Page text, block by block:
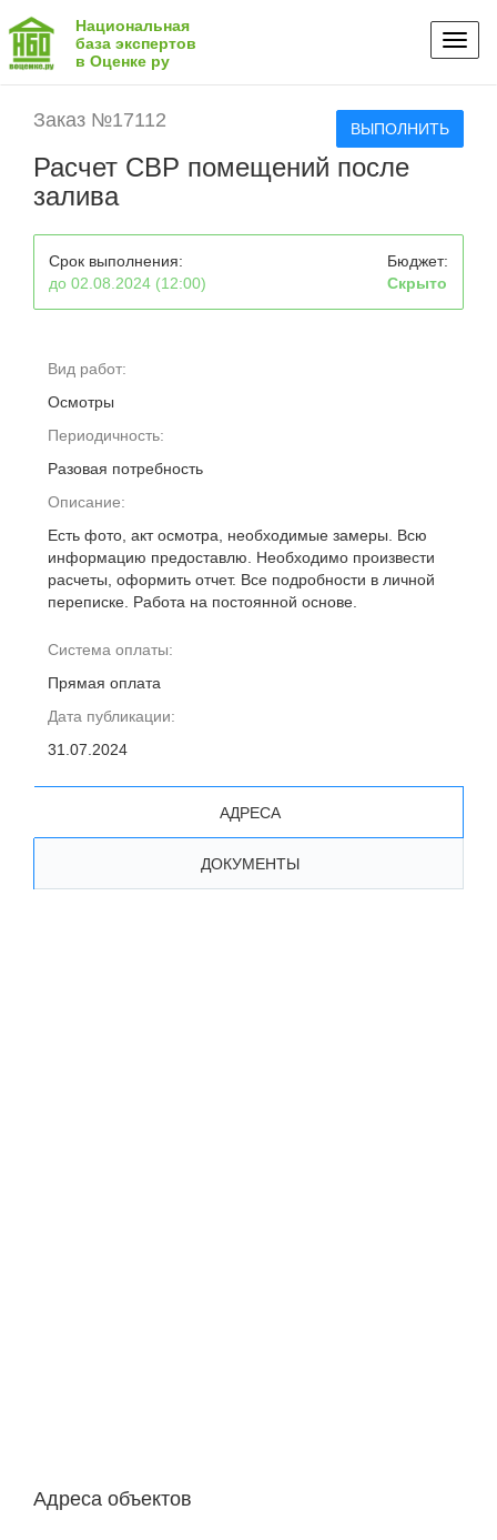
Национальная
база экспертов
в Оценке ру
Заказ №17112 ВЫПОЛНИТЬ
Расчет СВР помещений после
залива
Срок выполнения:
до 02.08.2024 (12:00)
Бюджет:
Скрыто
Вид работ:
Осмотры
Периодичность:
Разовая потребность
Описание:
Есть фото, акт осмотра, необходимые замеры. Всю
информацию предоставлю. Необходимо произвести
расчеты, оформить отчет. Все подробности в личной
переписке. Работа на постоянной основе.
Система оплаты:
Прямая оплата
Дата публикации:
31.07.2024
АДРЕСА
ДОКУМЕНТЫ
Адреса объектов